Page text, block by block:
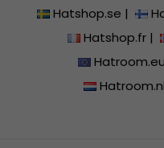
Hatshop.se |
Hatshop.fr|
Hatroom.eu
Hatroom.nl